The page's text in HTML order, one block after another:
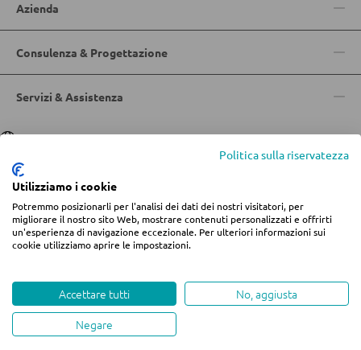
MOBILI BAR
Carrelli da portata
TAVOLI
Tavoli da pranzo
Toeletta da trucco
Azienda
Consulenza & Progettazione
Servizi & Assistenza
LinguaDeutsch|Italiano
© 2026 Centro arredamento Jungmann
* Tutti i prezzi includono l'IVA piùspese di spedizionese non diversamente
indicato.
Modifica impostazioni dei cookieWhistleblowing
created by teamblau
Politica sulla riservatezza
Utilizziamo i cookie
Potremmo posizionarli per l'analisi dei dati dei nostri visitatori, per
migliorare il nostro sito Web, mostrare contenuti personalizzati e offrirti
un'esperienza di navigazione eccezionale. Per ulteriori informazioni sui
cookie utilizziamo aprire le impostazioni.
Accettare tutti
No, aggiusta
Negare